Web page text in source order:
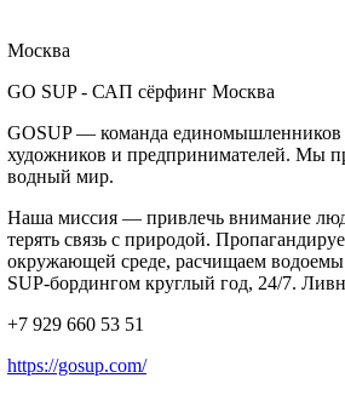
Москва
GO SUP - САП сёрфинг Москва
GOSUP — команда единомышленников
художников и предпринимателей. Мы
водный мир.
Наша миссия — привлечь внимание
терять связь с природой.
окружающей среде, расчищаем водоемы
SUP-бордингом круглый год, 24/7.
+7 929 660 53 51
https://gosup.com/